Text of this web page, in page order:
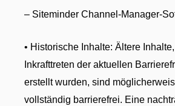
– Siteminder Channel-Manager-
• Historische Inhalte: Ältere
Inkrafttreten der aktuellen
erstellt wurden, sind
vollständig barrierefrei. Eine